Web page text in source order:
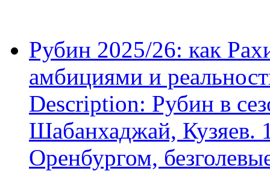
Рубин 2025/26: как
амбициями и
Description: Рубин в
Шабанхаджай, Кузяев.
Оренбургом,